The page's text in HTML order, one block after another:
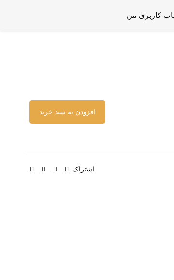
کاربری من
افزودن به سبد خرید
اشتراک